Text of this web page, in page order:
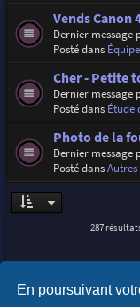
En poursuivant
Vends Canon
Dernier message
Posté dans
Cher - Petite
Dernier message
Posté dans Étude
Photo de la
Dernier message
Posté dans
287